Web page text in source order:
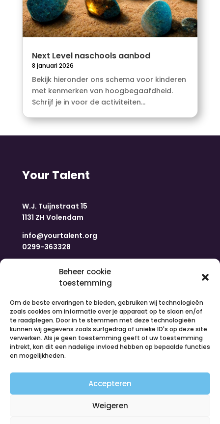
Beheer cookie
toestemming
Om de beste ervaringen te bieden, gebruiken wij technologieën
zoals cookies om informatie over je apparaat op te slaan en/of
te raadplegen. Door in te stemmen met deze technologieën
kunnen wij gegevens zoals surfgedrag of unieke ID's op deze site
verwerken. Als je geen toestemming geeft of uw toestemming
intrekt, kan dit een nadelige invloed hebben op bepaalde functies
en mogelijkheden.
Accepteren
Weigeren
Next Level naschools aanbod
8 januari 2026
Bekijk hieronder ons schema voor kinderen
met kenmerken van hoogbegaafdheid.
Schrijf je in voor de activiteiten...
Your Talent
W.J. Tuijnstraat 15
1131 ZH Volendam
info@yourtalent.org
0299-363328
Navigatie
Home
Nieuws
Over ons
Contact
Inloggen
Vacatures
Organiseer een activiteit
Volg ons